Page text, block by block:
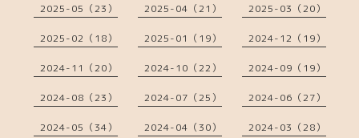
2025-05（23） 2025-04（21） 2025-03（20）
2025-02（18） 2025-01（19） 2024-12（19）
2024-11（20） 2024-10（22） 2024-09（19）
2024-08（23） 2024-07（25） 2024-06（27）
2024-05（34） 2024-04（30） 2024-03（28）